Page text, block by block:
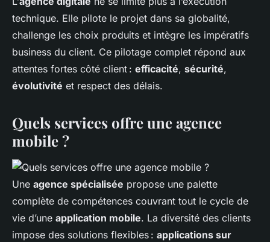
technique. Elle pilote le projet dans sa globalité,
challenge les choix produits et intègre les impératifs
business du client. Ce pilotage complet répond aux
attentes fortes côté client : efficacité, sécurité,
évolutivité et respect des délais.
Quels services offre une agence
mobile ?
Une agence spécialisée propose une palette
complète de compétences couvrant tout le cycle de
vie d’une application mobile. La diversité des clients
impose des solutions flexibles : applications sur